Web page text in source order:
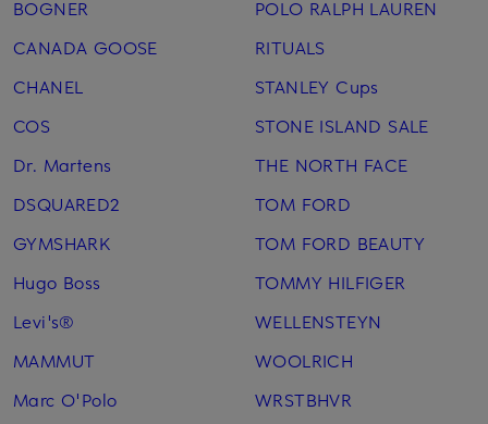
BOGNER
CANADA GOOSE
CHANEL
COS
Dr. Martens
DSQUARED2
GYMSHARK
Hugo Boss
Levi's®
MAMMUT
Marc O'Polo
POLO RALPH LAUREN
RITUALS
STANLEY Cups
STONE ISLAND SALE
THE NORTH FACE
TOM FORD
TOM FORD BEAUTY
TOMMY HILFIGER
WELLENSTEYN
WOOLRICH
WRSTBHVR